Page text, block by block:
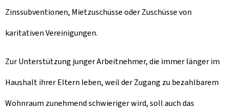
Zinssubventionen, Mietzuschüsse oder Zuschüsse von
karitativen Vereinigungen.
Zur Unterstützung junger Arbeitnehmer, die immer länger im
Haushalt ihrer Eltern leben, weil der Zugang zu bezahlbarem
Wohnraum zunehmend schwieriger wird, soll auch das